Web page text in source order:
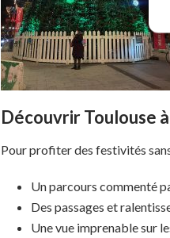
Découvrir Toulouse
Pour profiter des festivités
Un parcours commenté
Des passages et
Une vue imprenable sur